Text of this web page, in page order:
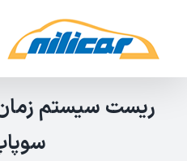
content
ریست سیستم